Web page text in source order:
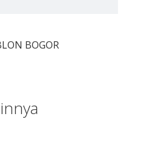
BOGOR